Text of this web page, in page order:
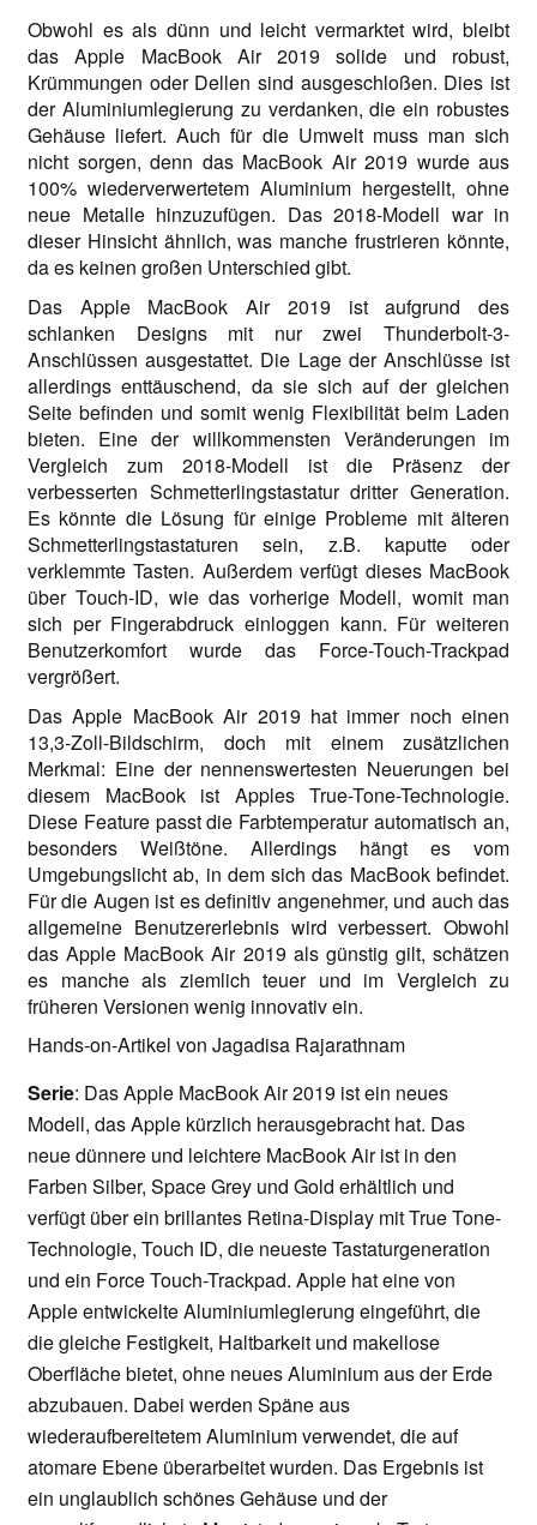
Obwohl es als dünn und leicht vermarktet wird, bleibt
das Apple MacBook Air 2019 solide und robust,
Krümmungen oder Dellen sind ausgeschloßen. Dies ist
der Aluminiumlegierung zu verdanken, die ein robustes
Gehäuse liefert. Auch für die Umwelt muss man sich
nicht sorgen, denn das MacBook Air 2019 wurde aus
100% wiederverwertetem Aluminium hergestellt, ohne
neue Metalle hinzuzufügen. Das 2018-Modell war in
dieser Hinsicht ähnlich, was manche frustrieren könnte,
da es keinen großen Unterschied gibt.
Das Apple MacBook Air 2019 ist aufgrund des
schlanken Designs mit nur zwei Thunderbolt-3-
Anschlüssen ausgestattet. Die Lage der Anschlüsse ist
allerdings enttäuschend, da sie sich auf der gleichen
Seite befinden und somit wenig Flexibilität beim Laden
bieten. Eine der willkommensten Veränderungen im
Vergleich zum 2018-Modell ist die Präsenz der
verbesserten Schmetterlingstastatur dritter Generation.
Es könnte die Lösung für einige Probleme mit älteren
Schmetterlingstastaturen sein, z.B. kaputte oder
verklemmte Tasten. Außerdem verfügt dieses MacBook
über Touch-ID, wie das vorherige Modell, womit man
sich per Fingerabdruck einloggen kann. Für weiteren
Benutzerkomfort wurde das Force-Touch-Trackpad
vergrößert.
Das Apple MacBook Air 2019 hat immer noch einen
13,3-Zoll-Bildschirm, doch mit einem zusätzlichen
Merkmal: Eine der nennenswertesten Neuerungen bei
diesem MacBook ist Apples True-Tone-Technologie.
Diese Feature passt die Farbtemperatur automatisch an,
besonders Weißtöne. Allerdings hängt es vom
Umgebungslicht ab, in dem sich das MacBook befindet.
Für die Augen ist es definitiv angenehmer, und auch das
allgemeine Benutzererlebnis wird verbessert. Obwohl
das Apple MacBook Air 2019 als günstig gilt, schätzen
es manche als ziemlich teuer und im Vergleich zu
früheren Versionen wenig innovativ ein.
Hands-on-Artikel von Jagadisa Rajarathnam
Serie: Das Apple MacBook Air 2019 ist ein neues
Modell, das Apple kürzlich herausgebracht hat. Das
neue dünnere und leichtere MacBook Air ist in den
Farben Silber, Space Grey und Gold erhältlich und
verfügt über ein brillantes Retina-Display mit True Tone-
Technologie, Touch ID, die neueste Tastaturgeneration
und ein Force Touch-Trackpad. Apple hat eine von
Apple entwickelte Aluminiumlegierung eingeführt, die
die gleiche Festigkeit, Haltbarkeit und makellose
Oberfläche bietet, ohne neues Aluminium aus der Erde
abzubauen. Dabei werden Späne aus
wiederaufbereitetem Aluminium verwendet, die auf
atomare Ebene überarbeitet wurden. Das Ergebnis ist
ein unglaublich schönes Gehäuse und der